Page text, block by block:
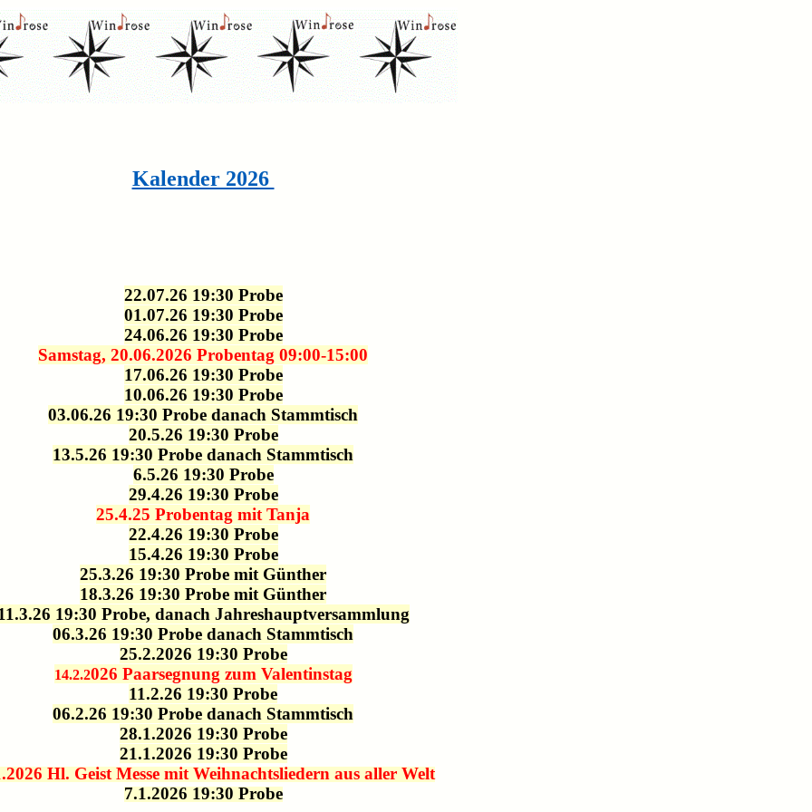
Kalender 2026
22.07.26 19:30 Probe
01.07.26 19:30 Probe
24.06.26 19:30 Probe
Samstag, 20.06.2026 Probentag 09:00-15:00
17.06.26 19:30 Probe
10.06.26 19:30 Probe
03.06.26 19:30 Probe danach Stammtisch
20.5.26 19:30 Probe
13.5.26 19:30 Probe danach Stammtisch
6.5.26 19:30 Probe
29.4.26 19:30 Probe
25.4.25 Probentag mit Tanja
22.4.26 19:30 Probe
15.4.26 19:30 Probe
25.3.26 19:30 Probe mit Günther
18.3.26 19:30 Probe mit Günther
19:30 Probe, danach Jahreshauptversammlung
06.3.26 19:30 Probe danach Stammtisch
25.2.2026 19:30 Probe
14.2.2026 Paarsegnung zum Valentinstag
11.2.26 19:30 Probe
06.2.26 19:30 Probe danach Stammtisch
28.1.2026 19:30 Probe
21.1.2026 19:30 Probe
Hl. Geist Messe mit Weihnachtsliedern aus aller Welt
7.1.2026 19:30 Probe